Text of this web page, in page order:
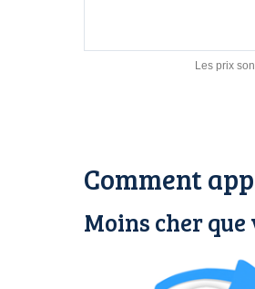
Les prix
Comment
Moins cher